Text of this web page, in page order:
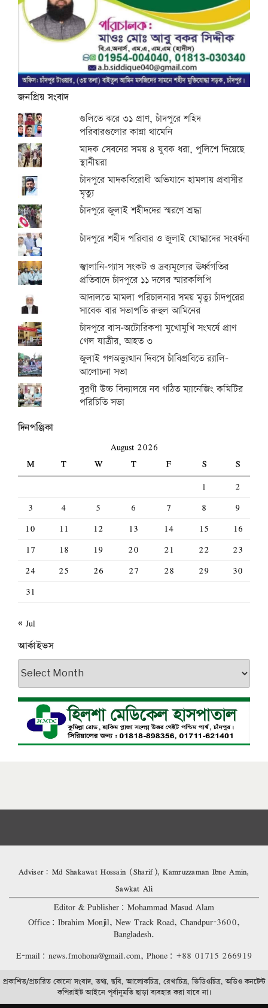
জনপ্রিয় সংবাদ
গুলিতে ঝরে ৩১ প্রাণ, চাঁদপুরে শহিদ
পরিবারগুলোর কান্না থামেনি
মাদক সেবনের সময় ৪ যুবক ধরা, পুলিশে দিয়েছে
স্থানীয়রা
চাঁদপুরে মাদকবিরোধী অভিযানে হামলায় প্রবাসীর
মৃত্যু
চাঁদপুরে জুলাই শহীদদের স্মরণে শ্রদ্ধা
চাঁদপুরে শহীদ পরিবার ও জুলাই যোদ্ধাদের সংবর্ধনা
জ্বালানি-গ্যাস সংকট ও দ্রব্যমূল্যের ঊর্ধ্বগতির
প্রতিবাদে চাঁদপুরে ১১ দলের স্মারকলিপি
আদালতে মামলা পরিচালনার সময় মৃত্যু চাঁদপুরের
সাবেক বার সভাপতি রুহুল আমিনের
চাঁদপুরে বাস-অটোরিকশা মুখোমুখি সংঘর্ষে প্রাণ
গেল যাত্রীর, আহত ৩
জুলাই গণঅভ্যুত্থান দিবসে চাঁবিপ্রবিতে র‍্যালি-
আলোচনা সভা
বুরগী উচ্চ বিদ্যালয়ে নব গঠিত ম্যানেজিং কমিটির
পরিচিতি সভা
দিনপঞ্জিকা
August 2026
M
T W T F S
S
1
2
3
4 5 6 7 8
9
10
11 12 13 14 15
16
17
18 19 20 21 22
23
24
25 26 27 28 29
30
31
« Jul
আর্কাইভস
আর্কাইভস
Adviser: Md Shakawat Hossain (Sharif), Kamruzzaman Ibne Amin,
Sawkat Ali
Editor & Publisher: Mohammad Masud Alam
Office: Ibrahim Monjil, New Track Road, Chandpur-3600,
Bangladesh.
E-mail: news.fmohona@gmail.com, Phone: +88 01715 266919
প্রকাশিত/প্রচারিত কোনো সংবাদ, তথ্য, ছবি, আলোকচিত্র, রেখাচিত্র, ভিডিওচিত্র, অডিও কনটেন্ট
কপিরাইট আইনে পূর্বানুমতি ছাড়া ব্যবহার করা যাবে না।